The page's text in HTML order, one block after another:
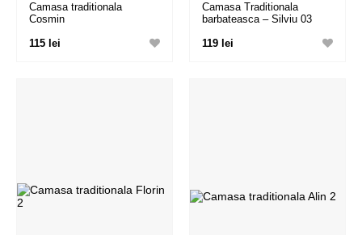
Camasa traditionala
Cosmin
115 lei
Camasa Traditionala
barbateasca – Silviu 03
119 lei